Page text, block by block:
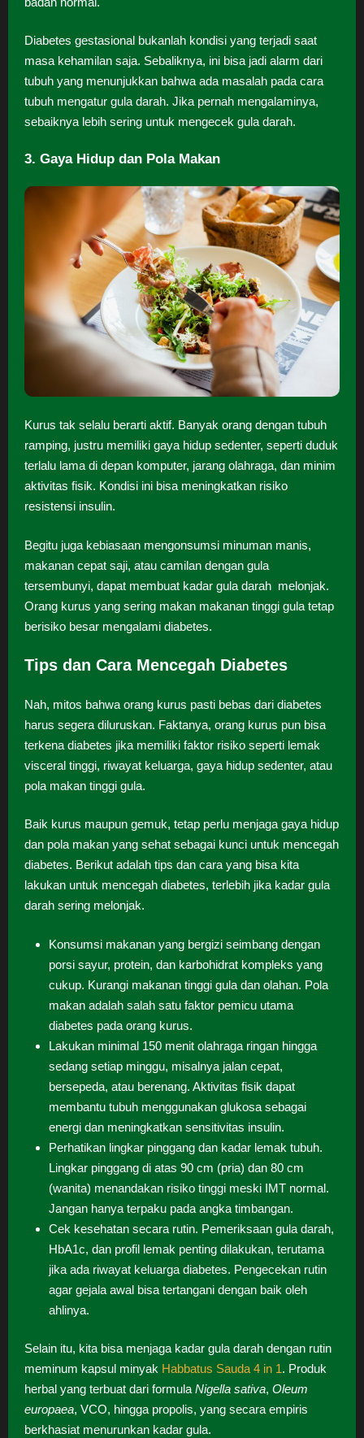
Diabetes gestasional bukanlah kondisi yang terjadi saat
masa kehamilan saja. Sebaliknya, ini bisa jadi alarm dari
tubuh yang menunjukkan bahwa ada masalah pada cara
tubuh mengatur gula darah. Jika pernah mengalaminya,
sebaiknya lebih sering untuk mengecek gula darah.
3. Gaya Hidup dan Pola Makan
Kurus tak selalu berarti aktif. Banyak orang dengan tubuh
ramping, justru memiliki gaya hidup sedenter, seperti duduk
terlalu lama di depan komputer, jarang olahraga, dan minim
aktivitas fisik. Kondisi ini bisa meningkatkan risiko
resistensi insulin.
Begitu juga kebiasaan mengonsumsi minuman manis,
makanan cepat saji, atau camilan dengan gula
tersembunyi, dapat membuat kadar gula darah melonjak.
Orang kurus yang sering makan makanan tinggi gula tetap
berisiko besar mengalami diabetes.
Tips dan Cara Mencegah Diabetes
Nah, mitos bahwa orang kurus pasti bebas dari diabetes
harus segera diluruskan. Faktanya, orang kurus pun bisa
terkena diabetes jika memiliki faktor risiko seperti lemak
visceral tinggi, riwayat keluarga, gaya hidup sedenter, atau
pola makan tinggi gula.
Baik kurus maupun gemuk, tetap perlu menjaga gaya hidup
dan pola makan yang sehat sebagai kunci untuk mencegah
diabetes. Berikut adalah tips dan cara yang bisa kita
lakukan untuk mencegah diabetes, terlebih jika kadar gula
darah sering melonjak.
Konsumsi makanan yang bergizi seimbang dengan
porsi sayur, protein, dan karbohidrat kompleks yang
cukup. Kurangi makanan tinggi gula dan olahan. Pola
makan adalah salah satu faktor pemicu utama
diabetes pada orang kurus.
Lakukan minimal 150 menit olahraga ringan hingga
sedang setiap minggu, misalnya jalan cepat,
bersepeda, atau berenang. Aktivitas fisik dapat
membantu tubuh menggunakan glukosa sebagai
energi dan meningkatkan sensitivitas insulin.
Perhatikan lingkar pinggang dan kadar lemak tubuh.
Lingkar pinggang di atas 90 cm (pria) dan 80 cm
(wanita) menandakan risiko tinggi meski IMT normal.
Jangan hanya terpaku pada angka timbangan.
Cek kesehatan secara rutin. Pemeriksaan gula darah,
HbA1c, dan profil lemak penting dilakukan, terutama
jika ada riwayat keluarga diabetes. Pengecekan rutin
agar gejala awal bisa tertangani dengan baik oleh
ahlinya.
Selain itu, kita bisa menjaga kadar gula darah dengan rutin
meminum kapsul minyak Habbatus Sauda 4 in 1. Produk
herbal yang terbuat dari formula Nigella sativa, Oleum
europaea, VCO, hingga propolis, yang secara empiris
berkhasiat menurunkan kadar gula.